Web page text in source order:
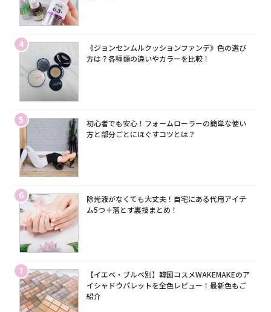
4
《ジョンセンムルクッションファンデ》色の選び
方は？各種類の違いやカラーを比較！
5
初心者でも安心！フォームローラーの簡単な使い
方と部分ごとにほぐすコツとは？
6
除光液がなくても大丈夫！自宅にある代用アイテ
ム5つ＋落とす裏技まとめ！
7
【イエベ・ブルベ別】韓国コスメWAKEMAKEのア
イシャドウパレットを全色レビュー！最新色もご
紹介